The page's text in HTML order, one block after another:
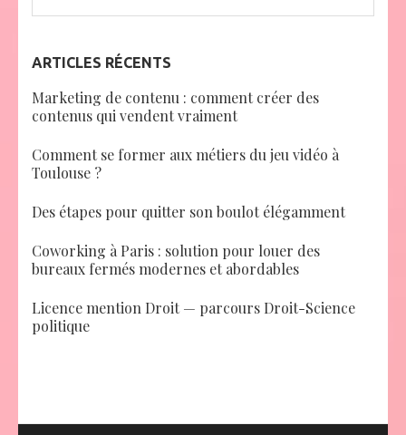
ARTICLES RÉCENTS
Marketing de contenu : comment créer des
contenus qui vendent vraiment
Comment se former aux métiers du jeu vidéo à
Toulouse ?
Des étapes pour quitter son boulot élégamment
Coworking à Paris : solution pour louer des
bureaux fermés modernes et abordables
Licence mention Droit — parcours Droit-Science
politique